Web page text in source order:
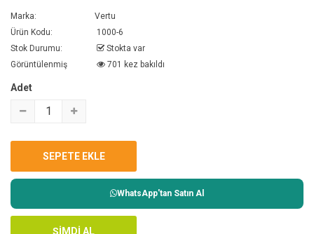
Marka:
Vertu
Ürün Kodu:
1000-6
Stok Durumu:
Stokta var
Görüntülenmiş
701 kez bakıldı
Adet
WhatsApp'tan Satın Al